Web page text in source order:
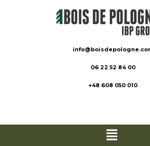
06 22 52 84 00
+48 608 050 010